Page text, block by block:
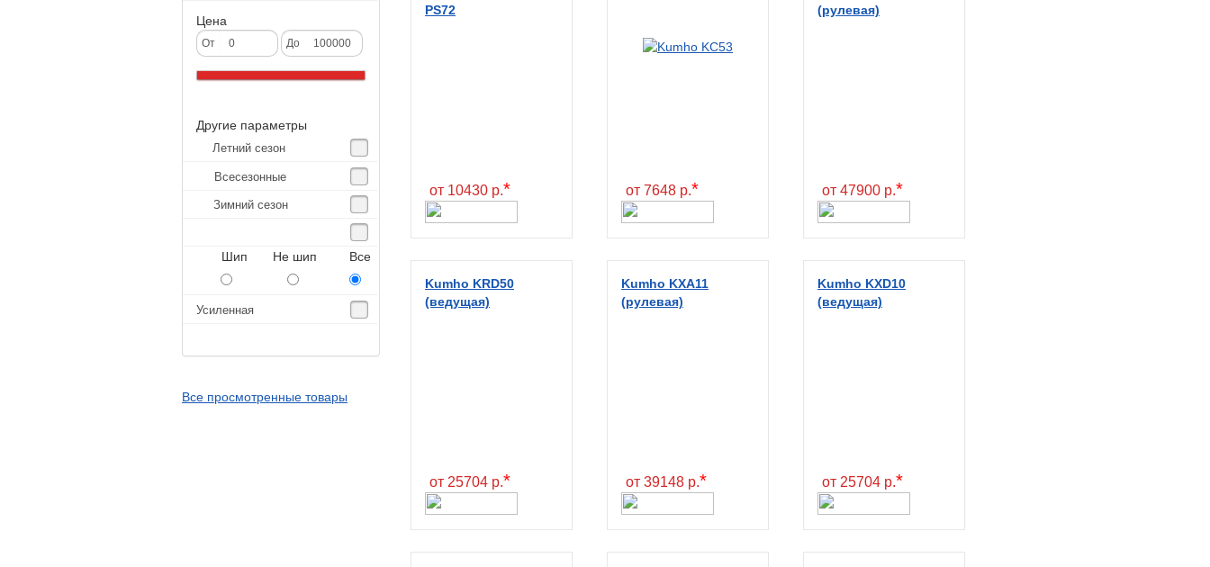
Agate
Agrica
Alliance
Altura
Amberstone
Amtel
Anjie
Aplus
Цена
От До
Другие параметры
Летний сезон
Всесезонные
Зимний сезон
Шип Не шип Все
Усиленная
Все просмотренные товары
PS72
от 10430 р.* от 7648 р.*
(рулевая)
от 47900 р.*
Kumho KRD50
(ведущая)
от 25704 р.*
Kumho KXA11
(рулевая)
от 39148 р.*
Kumho KXD10
(ведущая)
от 25704 р.*